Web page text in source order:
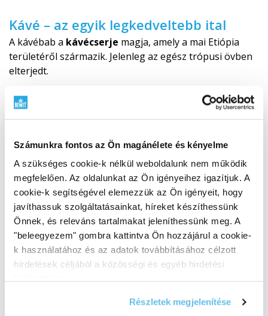
Számunkra fontos az Ön magánélete és kényelme
A szükséges cookie-k nélkül weboldalunk nem működik
megfelelően. Az oldalunkat az Ön igényeihez igazítjuk. A
cookie-k segítségével elemezzük az Ön igényeit, hogy
javíthassuk szolgáltatásainkat, híreket készíthessünk
Önnek, és releváns tartalmakat jeleníthessünk meg. A
"beleegyezem" gombra kattintva Ön hozzájárul a cookie-
k használatához és az adatok továbbításához célzott
hirdetések céljából a közösségi és egyéb hirdetési
Részletek megjelenítése
Kávé – az egyik legkedveltebb ital
A kávébab a kávécserje magja, amely a mai Etiópia
területéről származik. Jelenleg az egész trópusi övben
elterjedt.
A kávé előállításához leggyakrabban két fajtát
használnak: azarab kávécserjét(Coffea arabica),
kávécserjét(Coffea canephoravagyCoffea robusta
amelyből a robusta kávé készül.
Felmérések szerint a kávé a világ második
legelterjedtebb itala, közvetlenül a víz után.
Hogyan készül a koffeinmentes kávé?
A koffeinmentes kávé úgy készül, hogy a zöld, még
pörköletlen kávébabokból kíméletesen eltávolítják a
koffein nagy részét. Leggyakrabban vízzel, szén-
dioxiddal vagy természetes oldószerekkel, amelyek